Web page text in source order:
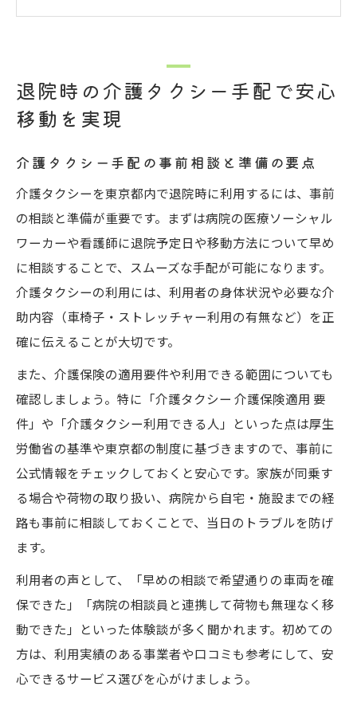
介護タクシー利用時に必要な情報整理方法
介護タクシー予約時に押さえるべきポイン
ト
介護タクシー利用できる人と保険適用要件
介護保険適用の介護タクシー利用条件を解
説
介護タクシー利用に必要なケアプラン確認
法
は
準
家族も安心の介護タクシー準備と乗車手順
介護タクシー利用日の必要書類と荷物準備
術
退院日に介護タクシーを安全に活用する流
介護タクシーの乗車手順と安全確認ポイン
ト
退院時の介護タクシー手配で安心
移動を実現
介護タクシー手配の事前相談と準備の要点
介護タクシーを東京都内で退院時に利用するには、事前
の相談と準備が重要です。まずは病院の医療ソーシャル
ワーカーや看護師に退院予定日や移動方法について早め
に相談することで、スムーズな手配が可能になります。
介護タクシーの利用には、利用者の身体状況や必要な介
助内容（車椅子・ストレッチャー利用の有無など）を正
確に伝えることが大切です。
また、介護保険の適用要件や利用できる範囲についても
確認しましょう。特に「介護タクシー 介護保険適用 要
件」や「介護タクシー利用できる人」といった点は厚生
労働省の基準や東京都の制度に基づきますので、事前に
公式情報をチェックしておくと安心です。家族が同乗す
る場合や荷物の取り扱い、病院から自宅・施設までの経
路も事前に相談しておくことで、当日のトラブルを防げ
ます。
利用者の声として、「早めの相談で希望通りの車両を確
保できた」「病院の相談員と連携して荷物も無理なく移
動できた」といった体験談が多く聞かれます。初めての
方は、利用実績のある事業者や口コミも参考にして、安
心できるサービス選びを心がけましょう。